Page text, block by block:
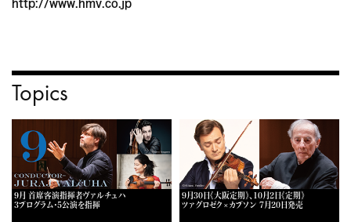
http://www.hmv.co.jp
Topics
9月 首席客演指揮者ヴァルチュハ
3プログラム・5公演を指揮
9月30日《大阪定期》、10月2日《定期》
ツァグロゼク×カプソン 7月20日発売